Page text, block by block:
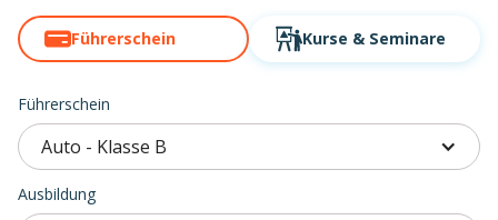
Führerschein Kurse & Seminare
Führerschein
Auto - Klasse B
Ausbildung